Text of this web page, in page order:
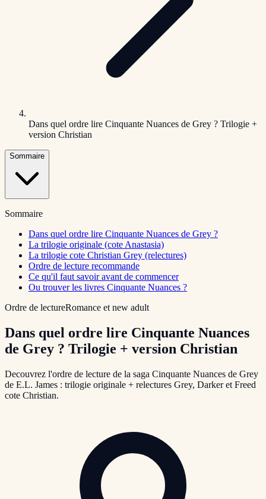
Dans quel ordre lire Cinquante Nuances de Grey ? Trilogie +
version Christian
Sommaire
Sommaire
Dans quel ordre lire Cinquante Nuances de Grey ?
La trilogie originale (cote Anastasia)
La trilogie cote Christian Grey (relectures)
Ordre de lecture recommande
Ce qu'il faut savoir avant de commencer
Ou trouver les livres Cinquante Nuances ?
Ordre de lectureRomance et new adult
Dans quel ordre lire Cinquante Nuances
de Grey ? Trilogie + version Christian
Decouvrez l'ordre de lecture de la saga Cinquante Nuances de Grey
de E.L. James : trilogie originale + relectures Grey, Darker et Freed
cote Christian.